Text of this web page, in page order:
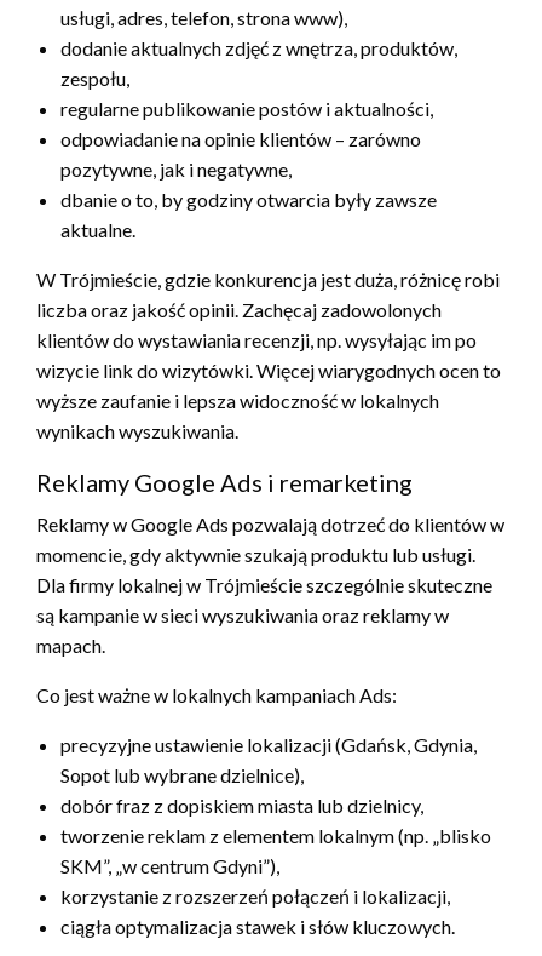
usługi, adres, telefon, strona www),
dodanie aktualnych zdjęć z wnętrza, produktów,
zespołu,
regularne publikowanie postów i aktualności,
odpowiadanie na opinie klientów – zarówno
pozytywne, jak i negatywne,
dbanie o to, by godziny otwarcia były zawsze
aktualne.
W Trójmieście, gdzie konkurencja jest duża, różnicę robi
liczba oraz jakość opinii. Zachęcaj zadowolonych
klientów do wystawiania recenzji, np. wysyłając im po
wizycie link do wizytówki. Więcej wiarygodnych ocen to
wyższe zaufanie i lepsza widoczność w lokalnych
wynikach wyszukiwania.
Reklamy Google Ads i remarketing
Reklamy w Google Ads pozwalają dotrzeć do klientów w
momencie, gdy aktywnie szukają produktu lub usługi.
Dla firmy lokalnej w Trójmieście szczególnie skuteczne
są kampanie w sieci wyszukiwania oraz reklamy w
mapach.
Co jest ważne w lokalnych kampaniach Ads:
precyzyjne ustawienie lokalizacji (Gdańsk, Gdynia,
Sopot lub wybrane dzielnice),
dobór fraz z dopiskiem miasta lub dzielnicy,
tworzenie reklam z elementem lokalnym (np. „blisko
SKM”, „w centrum Gdyni”),
korzystanie z rozszerzeń połączeń i lokalizacji,
ciągła optymalizacja stawek i słów kluczowych.